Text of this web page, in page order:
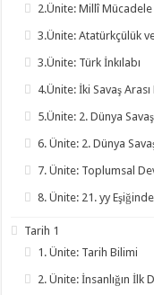
2.Ünite: Millî Mücadele
3.Ünite: Atatürkçülük
3.Ünite: Türk İnkılabı
4.Ünite: İki Savaş
5.Ünite: 2. Dünya
6. Ünite: 2. Dünya
7. Ünite: Toplumsal
8. Ünite: 21. yy
Tarih 1
1. Ünite: Tarih Bilimi
2. Ünite: İnsanlığın İlk